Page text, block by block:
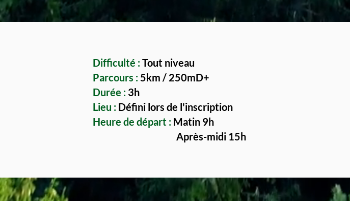
Difficulté :Tout niveau
Parcours : 5km / 250mD+
Durée : 3h
Lieu : Défini lors de l'inscription
Heure de départ : Matin 9h​
Après-midi 15h